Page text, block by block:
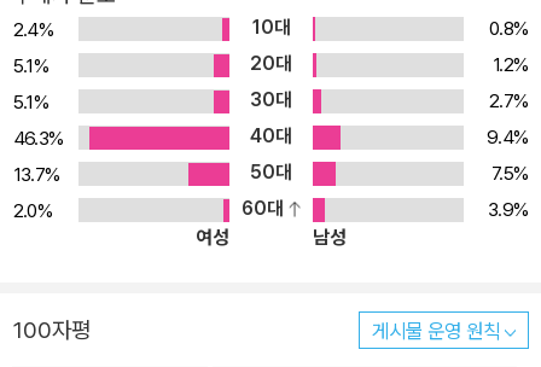
토성, 풍자성, 해학성 등을 토대로 한국의 전통적 정서를 복원하면서
반근대적 원시성을 텍스트 내부에 기입하면서 동시에 낭만주의적 풍
경과 인간주의적 현실을 형상화하는 데에 천착해온 작가라는 평가를
받고 있다.
2.4% 10대
0.8%
5.1%
20대
1.2%
5.1%
30대
2.7%
46.3%
40대
9.4%
13.7%
50대
7.5%
2.0%
60대
3.9%
여성
남성
100자평 게시물 운영 원칙